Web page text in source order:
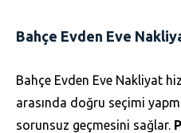
Bahçe Evden Eve
Bahçe Evden Eve Nakliyat
arasında doğru seçimi
sorunsuz geçmesini sağlar.